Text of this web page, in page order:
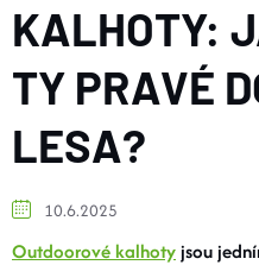
BATOHY A TAŠKY
KARIMATKY
BOTY A PONOŽKY
KALHOTY:
TY PRAVÉ
LESA?
10.6.2025
Outdoorové kalhotyjsou